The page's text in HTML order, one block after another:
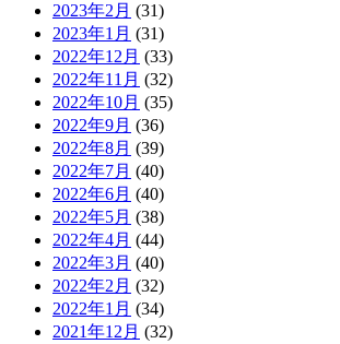
2023年2月 (31)
2023年1月 (31)
2022年12月 (33)
2022年11月 (32)
2022年10月 (35)
2022年9月 (36)
2022年8月 (39)
2022年7月 (40)
2022年6月 (40)
2022年5月 (38)
2022年4月 (44)
2022年3月 (40)
2022年2月 (32)
2022年1月 (34)
2021年12月 (32)